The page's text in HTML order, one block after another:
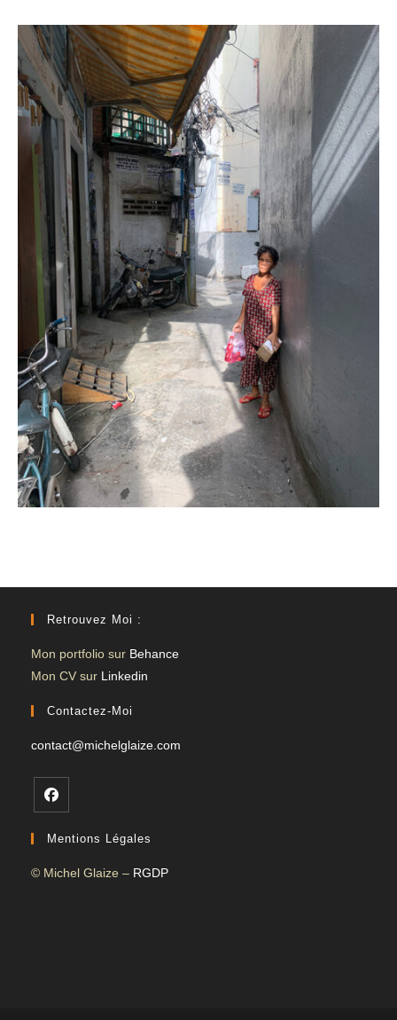
Retrouvez Moi :
Mon portfolio sur Behance
Mon CV sur Linkedin
Contactez-Moi
contact@michelglaize.com
dans
un
Mentions Légales
© Michel Glaize – RGDP